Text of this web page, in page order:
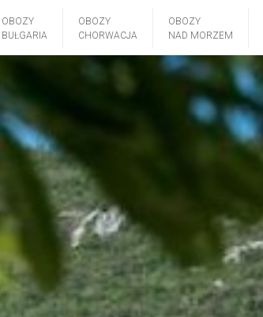
OBOZY
BUŁGARIA
OBOZY
CHORWACJA
OBOZY
NAD MORZEM